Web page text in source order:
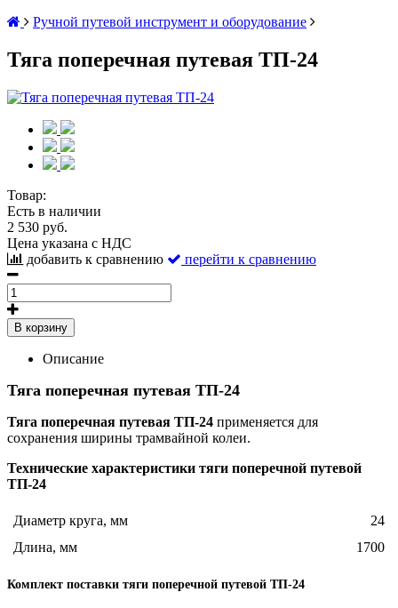
Ручной путевой инструмент и оборудование
Тяга поперечная путевая ТП-24
Товар:
Есть в наличии
2 530 руб.
Цена указана с НДС
добавить к сравнению
перейти к сравнению
В корзину
Описание
Тяга поперечная путевая ТП-24
Тяга поперечная путевая ТП-24 применяется для
сохранения ширины трамвайной колеи.
Технические характеристики тяги поперечной путевой
ТП-24
Диаметр круга, мм
24
Длина, мм
1700
Комплект поставки тяги поперечной путевой ТП-24